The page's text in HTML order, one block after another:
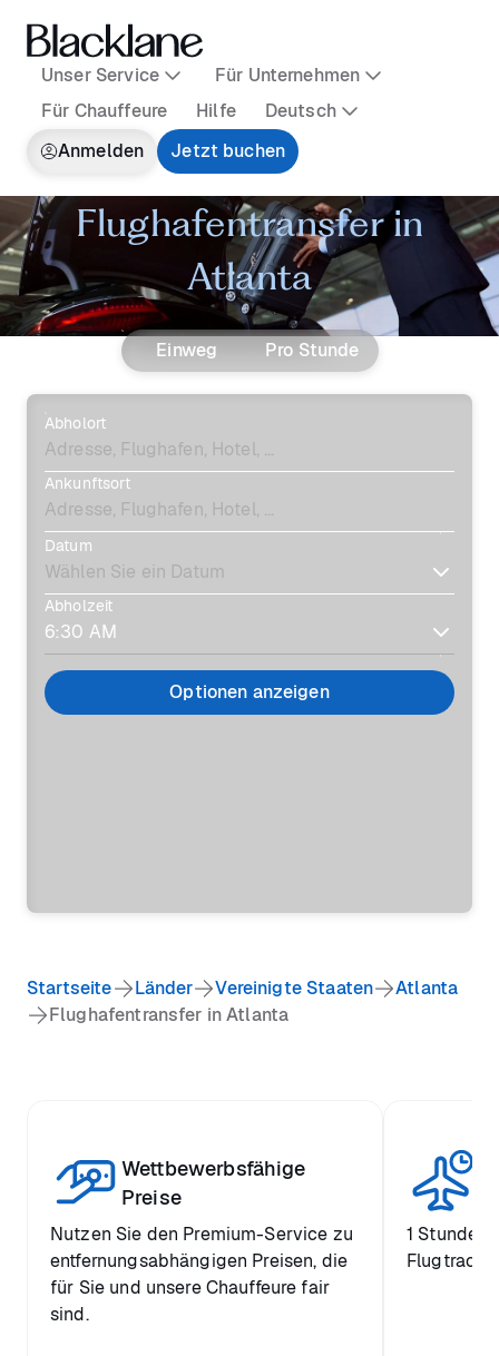
Unser Service
Für Unternehmen
Für Chauffeure
Hilfe
Deutsch
Anmelden
Jetzt buchen
Flughafentransfer in
Atlanta
Einweg Pro Stunde
Abholort
Ankunftsort
Datum
Abholzeit
Optionen anzeigen
Startseite Länder Vereinigte Staaten
Atlanta
Flughafentransfer in Atlanta
Wettbewerbsfähige
Preise
Nutzen Sie den Premium-Service zu
entfernungsabhängigen Preisen, die
für Sie und unsere Chauffeure fair
sind.
1 Stunde